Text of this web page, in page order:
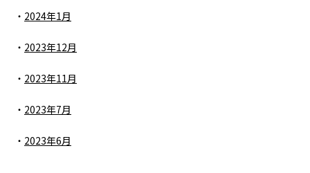
2024年1月
2023年12月
2023年11月
2023年7月
2023年6月